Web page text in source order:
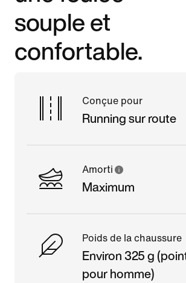
souple et
confortable.
Conçue pour
Running sur route
Amorti
Maximum
Poids de la chaussure
Environ 325 g
pour homme)